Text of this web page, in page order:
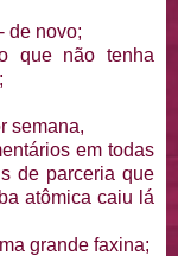
de novo;
que não tenha
semana,
em todas
de parceria que
atômica caiu lá
grande faxina;